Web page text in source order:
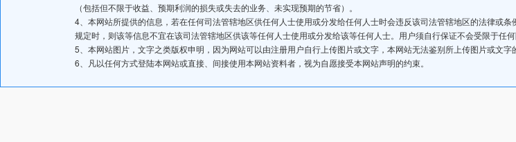
（包括但不限于收益、预期利润的损失或失去的业务、未实现预期的节省）。
4、本网站所提供的信息，若在任何司法管辖地区供任何人士使用或分发给任何人士时会违反该司法管辖地区的法律或
规定时，则该等信息不宜在该司法管辖地区供该等任何人士使用或分发给该等任何人士。用户须自行保证不会受限于任
5、本网站图片，文字之类版权申明，因为网站可以由注册用户自行上传图片或文字，本网站无法鉴别所上传图片或文
6、凡以任何方式登陆本网站或直接、间接使用本网站资料者，视为自愿接受本网站声明的约束。